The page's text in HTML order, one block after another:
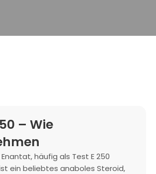
– Wie
häufig als Test E 250
ein beliebtes anaboles Steroid,